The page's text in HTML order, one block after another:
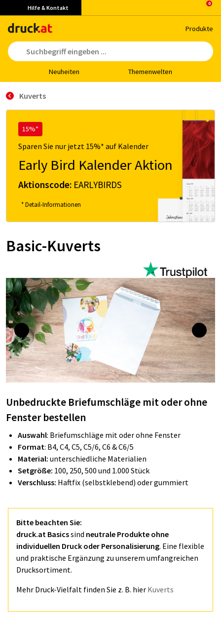
Hilfe & Kontakt
Pro­duk­te
Neu­hei­ten The­men­wel­ten
Kuverts
15%*
Sparen Sie nur jetzt 15%* auf Kalender
Early Bird Kalender Aktion
Aktionscode: EARLYBIRDS
* Detail-Informationen
Basic-Kuverts
Unbedruckte Briefumschläge mit oder ohne
Fenster bestellen
Auswahl: Briefumschläge mit oder ohne Fenster
Format: B4, C4, C5, C5/6, C6 & C6/5
Material: unterschiedliche Materialien
Setgröße: 100, 250, 500 und 1.000 Stück
Verschluss: Haftfix (selbstklebend) oder gummiert
Bitte beachten Sie:
druck.at Basicssind neutrale Produkte ohne
individuellen Druck oder Personalisierung. Eine flexible
und praktische Ergänzung zu unserem umfangreichen
Drucksortiment.
Mehr Druck-Vielfalt finden Sie z. B. hier Kuverts